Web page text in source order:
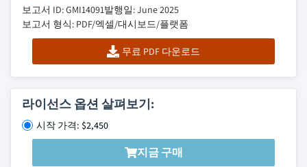
보고서 ID: GMI14091발행일: June 2025
보고서 형식: PDF/엑셀/대시보드/플랫폼
무료 PDF 다운로드
라이선스 옵션 살펴보기:
시작 가격: $2,450
지금 구매